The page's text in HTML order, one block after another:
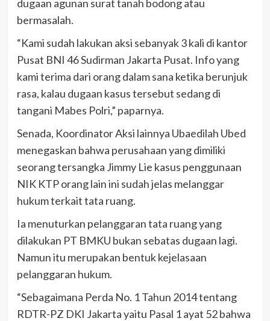
dugaan agunan surat tanah bodong atau
bermasalah.
“Kami sudah lakukan aksi sebanyak 3 kali di kantor
Pusat BNI 46 Sudirman Jakarta Pusat. Info yang
kami terima dari orang dalam sana ketika berunjuk
rasa, kalau dugaan kasus tersebut sedang di
tangani Mabes Polri,” paparnya.
Senada, Koordinator Aksi lainnya Ubaedilah Ubed
menegaskan bahwa perusahaan yang dimiliki
seorang tersangka Jimmy Lie kasus penggunaan
NIK KTP orang lain ini sudah jelas melanggar
hukum terkait tata ruang.
Ia menuturkan pelanggaran tata ruang yang
dilakukan PT BMKU bukan sebatas dugaan lagi.
Namun itu merupakan bentuk kejelasaan
pelanggaran hukum.
“Sebagaimana Perda No. 1 Tahun 2014 tentang
RDTR-PZ DKI Jakarta yaitu Pasal 1 ayat 52 bahwa